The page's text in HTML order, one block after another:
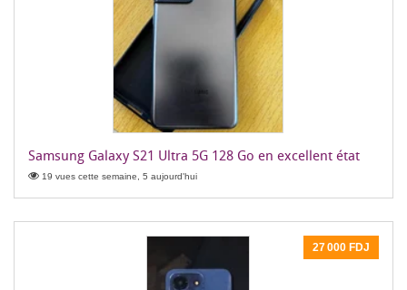
Samsung Galaxy S21 Ultra 5G 128 Go en excellent état
19 vues cette semaine, 5 aujourd'hui
27 000 FDJ